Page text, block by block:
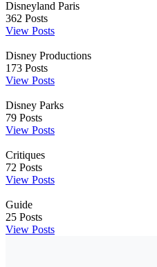
Disneyland Paris
362 Posts
View Posts
Disney Productions
173 Posts
View Posts
Disney Parks
79 Posts
View Posts
Critiques
72 Posts
View Posts
Guide
25 Posts
View Posts